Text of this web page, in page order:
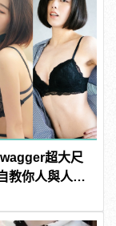
超大尺
教你人與人的